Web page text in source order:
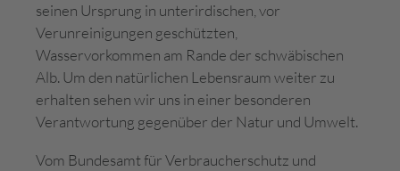
seinen Ursprung in unterirdischen, vor
Verunreinigungen geschützten,
Wasservorkommen am Rande der schwäbischen
Alb. Um den natürlichen Lebensraum weiter zu
erhalten sehen wir uns in einer besonderen
Verantwortung gegenüber der Natur und Umwelt.
Vom Bundesamt für Verbraucherschutz und